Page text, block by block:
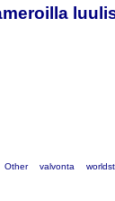
Other valvonta